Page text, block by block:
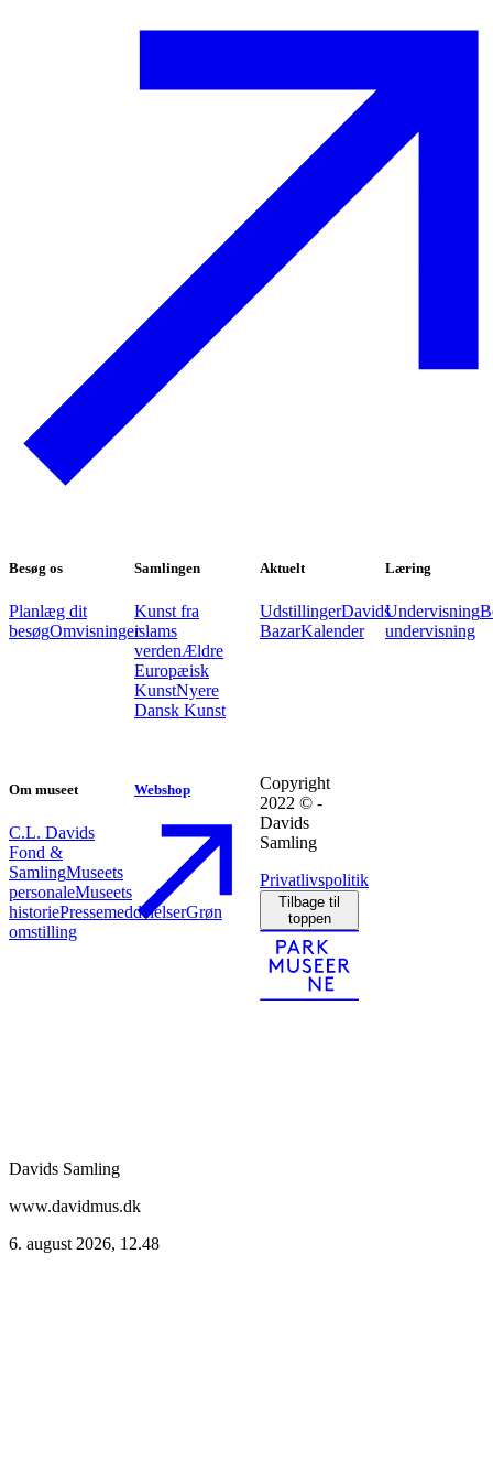
Besøg os
Planlæg dit
besøgOmvisninger
Samlingen
Kunst fra
islams
verdenÆldre
Europæisk
KunstNyere
Dansk Kunst
Aktuelt
UdstillingerDavids
BazarKalender
Læring
Undervisning
undervisning
Om museet
C.L. Davids
Fond &
SamlingMuseets
personaleMuseets
historiePressemeddelelserGrøn
omstilling
Webshop
Copyright
2022 © -
Davids
Samling
Privatlivspolitik
Tilbage til
toppen
Davids Samling
www.davidmus.dk
6. august 2026, 12.48